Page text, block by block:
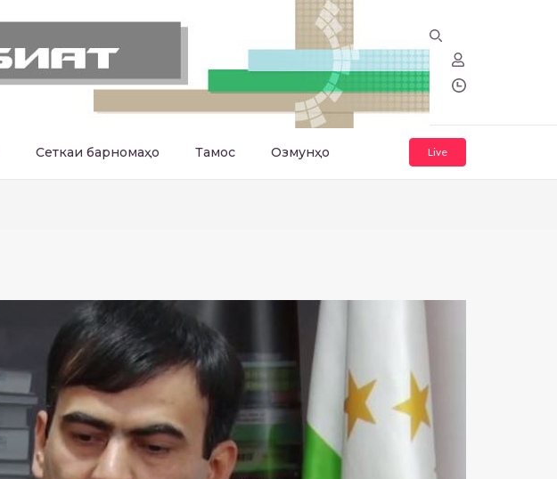
Сеткаи барномаҳо Тамос Озмунҳо Live